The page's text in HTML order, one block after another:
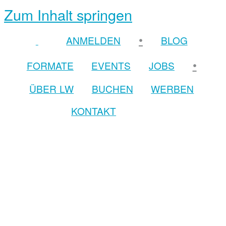
Zum Inhalt springen
ANMELDEN •
BLOG
FORMATE
EVENTS JOBS •
ÜBER LW BUCHEN
WERBEN
KONTAKT